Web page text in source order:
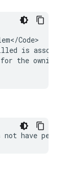
Code>
is
the owning